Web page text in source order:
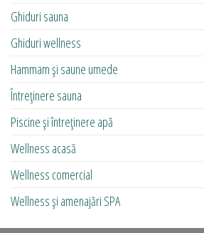
Ghiduri sauna
Ghiduri wellness
Hammam și saune umede
Întreținere sauna
Piscine și întreținere apă
Wellness acasă
Wellness comercial
Wellness și amenajări SPA